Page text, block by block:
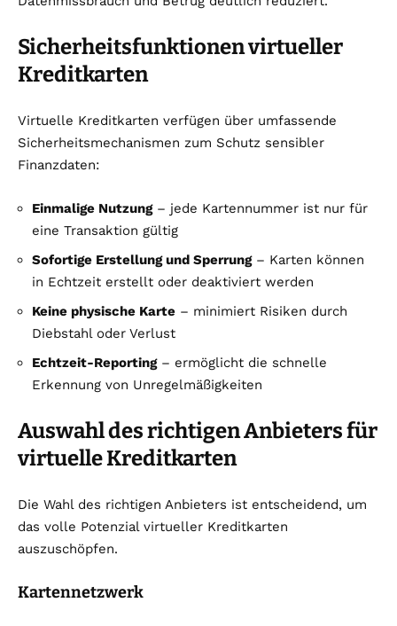
Sicherheitsfunktionen virtueller
Kreditkarten
Virtuelle Kreditkarten verfügen über umfassende
Sicherheitsmechanismen zum Schutz sensibler
Finanzdaten:
Einmalige Nutzung– jede Kartennummer ist nur für
eine Transaktion gültig
Sofortige Erstellung und Sperrung– Karten können
in Echtzeit erstellt oder deaktiviert werden
Keine physische Karte – minimiert Risiken durch
Diebstahl oder Verlust
Echtzeit-Reporting– ermöglicht die schnelle
Erkennung von Unregelmäßigkeiten
Auswahl des richtigen Anbieters für
virtuelle Kreditkarten
Die Wahl des richtigen Anbieters ist entscheidend, um
das volle Potenzial virtueller Kreditkarten
auszuschöpfen.
Kartennetzwerk